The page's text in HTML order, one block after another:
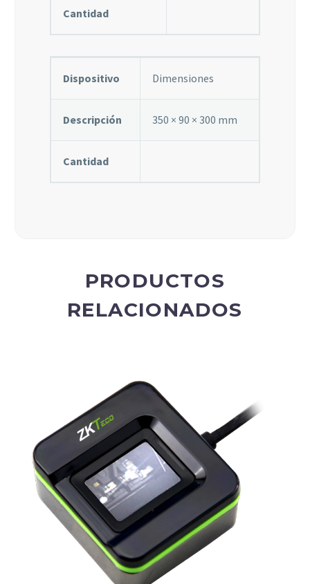
Cantidad
Dispositivo Dimensiones
Descripción 350 × 90 × 300 mm
Cantidad
PRODUCTOS
RELACIONADOS